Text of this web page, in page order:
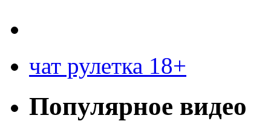
чат рулетка 18+
Популярное видео